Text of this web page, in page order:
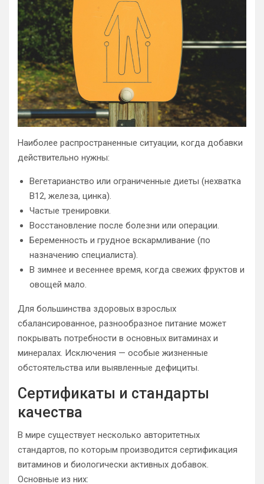
Наиболее распространенные ситуации, когда добавки
действительно нужны:
Вегетарианство или ограниченные диеты (нехватка
B12, железа, цинка).
Частые тренировки.
Восстановление после болезни или операции.
Беременность и грудное вскармливание (по
назначению специалиста).
В зимнее и весеннее время, когда свежих фруктов и
овощей мало.
Для большинства здоровых взрослых
сбалансированное, разнообразное питание может
покрывать потребности в основных витаминах и
минералах. Исключения — особые жизненные
обстоятельства или выявленные дефициты.
Сертификаты и стандарты
качества
В мире существует несколько авторитетных
стандартов, по которым производится сертификация
витаминов и биологически активных добавок.
Основные из них: